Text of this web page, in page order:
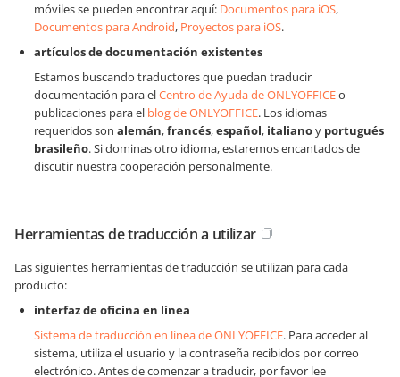
móviles se pueden encontrar aquí: Documentos para iOS,
Documentos para Android, Proyectos para iOS.
artículos de documentación existentes
Estamos buscando traductores que puedan traducir
documentación para elCentro de Ayuda de ONLYOFFICEo
publicaciones para el blog de ONLYOFFICE. Los idiomas
requeridos son alemán,francés,español, italianoy portugués
brasileño. Si dominas otro idioma, estaremos encantados de
discutir nuestra cooperación personalmente.
Herramientas de traducción a utilizar
Las siguientes herramientas de traducción se utilizan para cada
producto:
interfaz de oficina en línea
Sistema de traducción en línea de ONLYOFFICE. Para acceder al
sistema, utiliza el usuario y la contraseña recibidos por correo
electrónico. Antes de comenzar a traducir, por favor lee